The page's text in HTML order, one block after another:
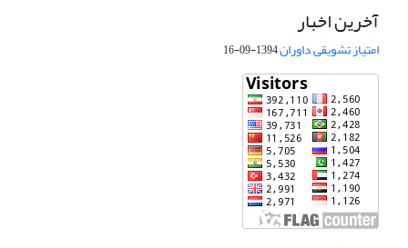
آخرین اخبار
امتیاز تشویقی داوران1394-09-16